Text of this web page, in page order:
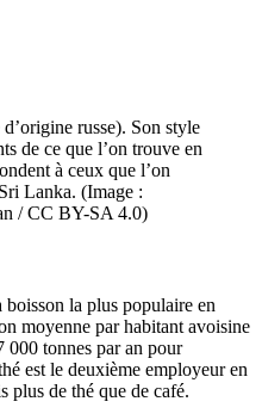
russe). Son style
de ce que l’on trouve en
à ceux que l’on
Lanka. (Image :
/ CC BY-SA 4.0)
la plus populaire en
moyenne par habitant avoisine
000 tonnes par an pour
est le deuxième employeur en
plus de thé que de café.